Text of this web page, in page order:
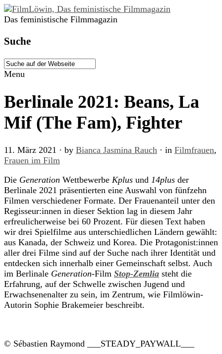
Das feministische Filmmagazin
Suche
Menu
Berlinale 2021: Beans, La
Mif (The Fam), Fighter
11. März 2021 · by Bianca Jasmina Rauch · in Filmfrauen,
Frauen im Film
Die Generation Wettbewerbe Kplus und 14plus der
Berlinale 2021 präsentierten eine Auswahl von fünfzehn
Filmen verschiedener Formate. Der Frauenanteil unter den
Regisseur:innen in dieser Sektion lag in diesem Jahr
erfreulicherweise bei 60 Prozent. Für diesen Text haben
wir drei Spielfilme aus unterschiedlichen Ländern gewählt:
aus Kanada, der Schweiz und Korea. Die Protagonist:innen
aller drei Filme sind auf der Suche nach ihrer Identität und
entdecken sich innerhalb einer Gemeinschaft selbst. Auch
im Berlinale Generation-Film Stop-Zemlia steht die
Erfahrung, auf der Schwelle zwischen Jugend und
Erwachsenenalter zu sein, im Zentrum, wie Filmlöwin-
Autorin Sophie Brakemeier beschreibt.
© Sébastien Raymond ___STEADY_PAYWALL___